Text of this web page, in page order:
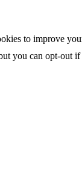
to improve
you can opt-out